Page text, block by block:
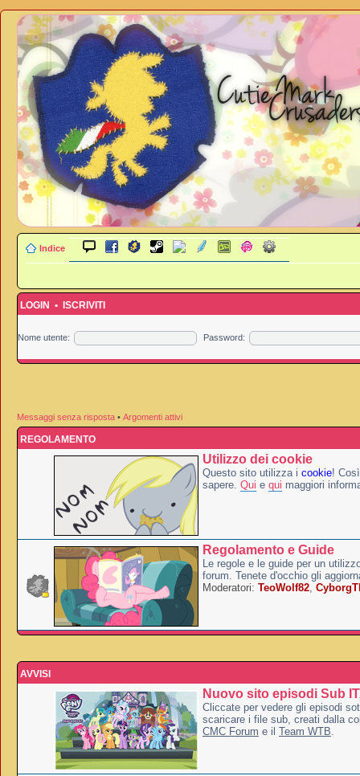
Indice
LOGIN • ISCRIVITI
Nome utente: Password:
Messaggi senza risposta • Argomenti attivi
REGOLAMENTO
Utilizzo dei cookie
Questo sito utilizza i cookie!
sapere. Qui e qui maggiori
Regolamento e Guide
Le regole e le guide per un
forum. Tenete d'occhio gli
Moderatori: TeoWolf82,
AVVISI
Nuovo sito episodi Sub
Cliccate per vedere gli episodi
scaricare i file sub, creati dalla
CMC Forum e il Team WTB.